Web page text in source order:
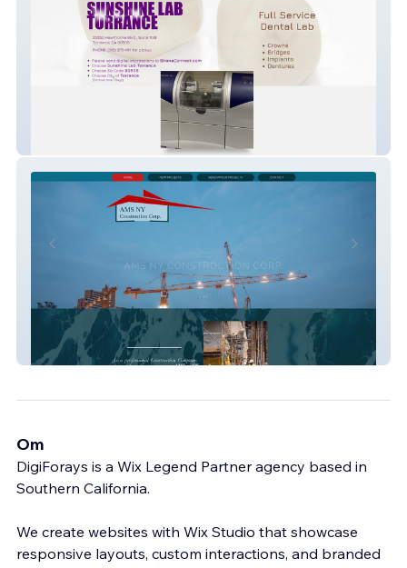
amsny
Om
DigiForays is a Wix Legend Partner agency based in
Southern California.
We create websites with Wix Studio that showcase
responsive layouts, custom interactions, and branded